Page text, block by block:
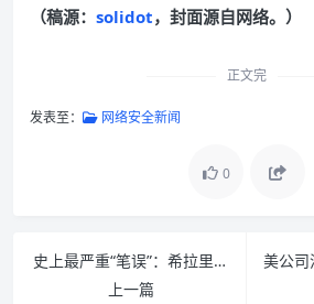
（稿源： solidot，封面源自网络。）
正文完
发表至： 网络安全新闻
0
史上最严重“笔误”：希拉里遭遇“邮件门”皆因员工打错字？
上一篇